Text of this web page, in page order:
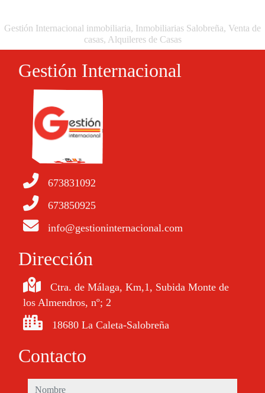
Gestión Internacional inmobiliaria, Inmobiliarias Salobreña, Venta de
casas, Alquileres de Casas
Gestión Internacional
673831092
673850925
info@gestioninternacional.com
Dirección
Ctra. de Málaga, Km,1, Subida Monte de
los Almendros, nº; 2
18680 La Caleta-Salobreña
Contacto
nombre